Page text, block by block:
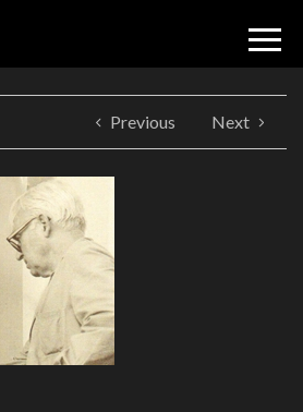
Previous Next